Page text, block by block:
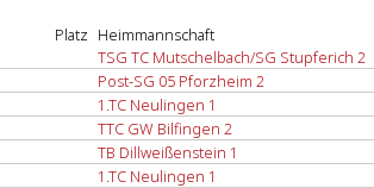
Platz Heimmannschaft
TSG TC Mutschelbach/SG Stupferich 2
Post-SG 05 Pforzheim 2
1.TC Neulingen 1
TTC GW Bilfingen 2
TB Dillweißenstein 1
1.TC Neulingen 1